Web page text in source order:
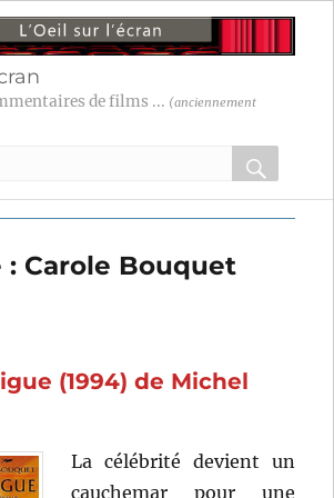
de films ... (anciennement
OK
: Carole Bouquet
(1994) de Michel
La célébrité devient un
cauchemar pour une